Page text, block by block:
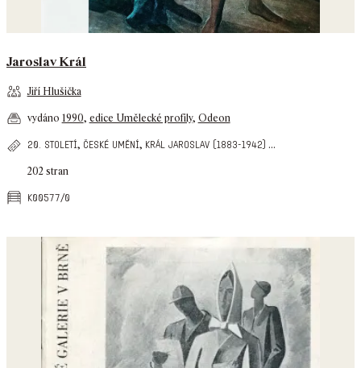
Jaroslav Král
Jiří Hlušička
vydáno 1990, edice Umělecké profily, Odeon
20. století, české umění, král jaroslav (1883-1942) ...
202 stran
k00577/0